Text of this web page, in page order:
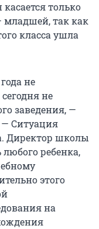
только
младшей, так как
класса ушла
не
не
заведения, —
— Ситуация
Директор школы
ребенка,
этого
на